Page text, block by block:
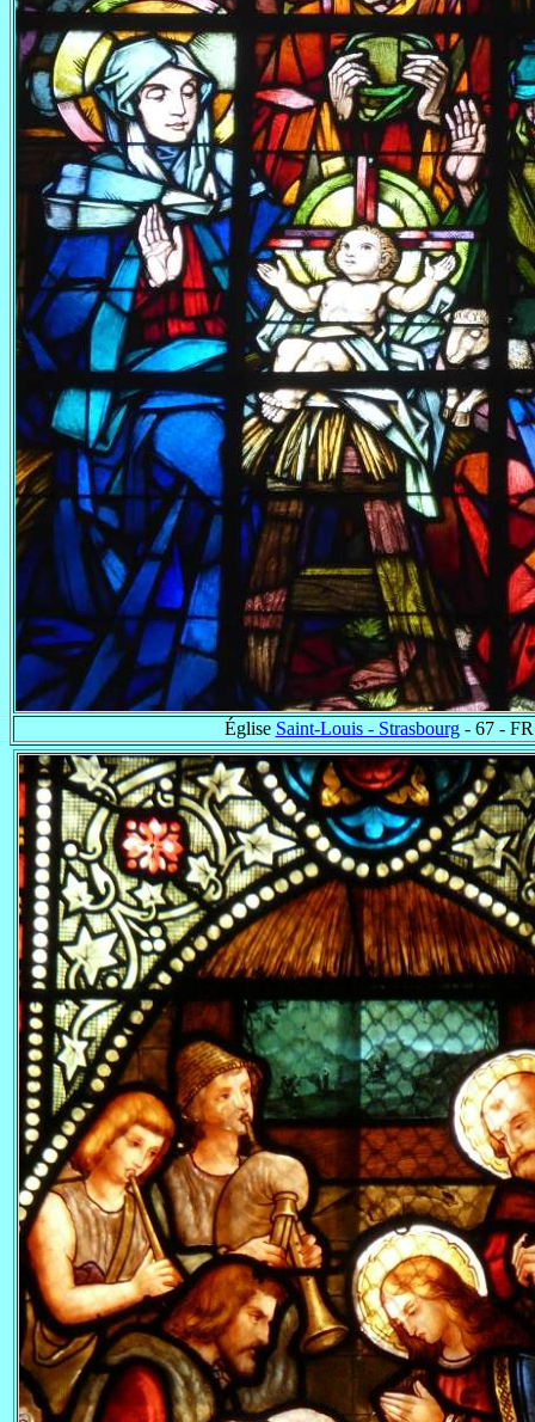
Église Saint-Louis - Strasbourg- 67 - FR